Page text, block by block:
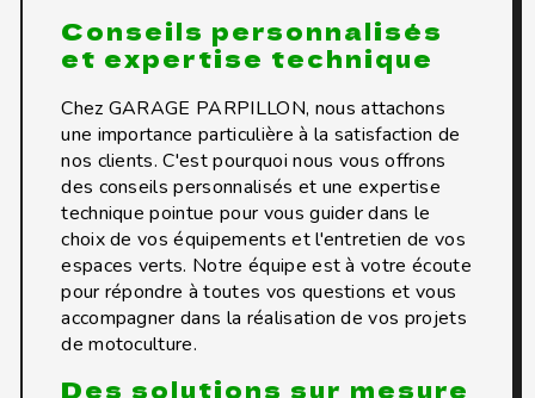
Conseils personnalisés
et expertise technique
Chez GARAGE PARPILLON, nous attachons
une importance particulière à la satisfaction de
nos clients. C'est pourquoi nous vous offrons
des conseils personnalisés et une expertise
technique pointue pour vous guider dans le
choix de vos équipements et l'entretien de vos
espaces verts. Notre équipe est à votre écoute
pour répondre à toutes vos questions et vous
accompagner dans la réalisation de vos projets
de motoculture.
Des solutions sur mesure